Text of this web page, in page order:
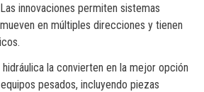
Las innovaciones permiten sistemas
en múltiples direcciones y tienen
la convierten en la mejor opción
pesados, incluyendo piezas